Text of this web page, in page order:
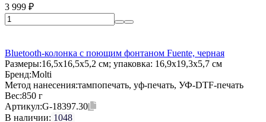
3 999 ₽
Bluetooth-колонка с поющим фонтаном Fuente, черная
Размеры:16,5x16,5x5,2 см; упаковка: 16,9x19,3x5,7 см
Бренд:Molti
Метод нанесения:тампопечать, уф-печать, УФ-DTF-печать
Вес:850 г
Артикул:G-18397.30
В наличии: 1048